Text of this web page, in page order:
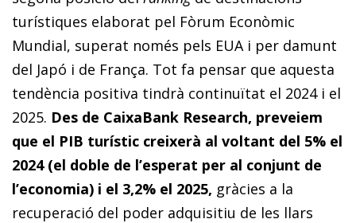
turístiques elaborat pel Fòrum Econòmic
Mundial, superat només pels EUA i per damunt
del Japó i de França. Tot fa pensar que aquesta
tendència positiva tindrà continuïtat el 2024 i el
2025. Des de CaixaBank Research, preveiem
que el PIB turístic creixerà al voltant del 5% el
2024 (el doble de l’esperat per al conjunt de
l’economia) i el 3,2% el 2025, gràcies a la
recuperació del poder adquisitiu de les llars